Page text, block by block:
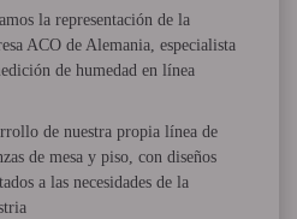
la representación de la
ACO de Alemania, especialista
de humedad en línea
de nuestra propia línea de
de mesa y piso, con diseños
a las necesidades de la